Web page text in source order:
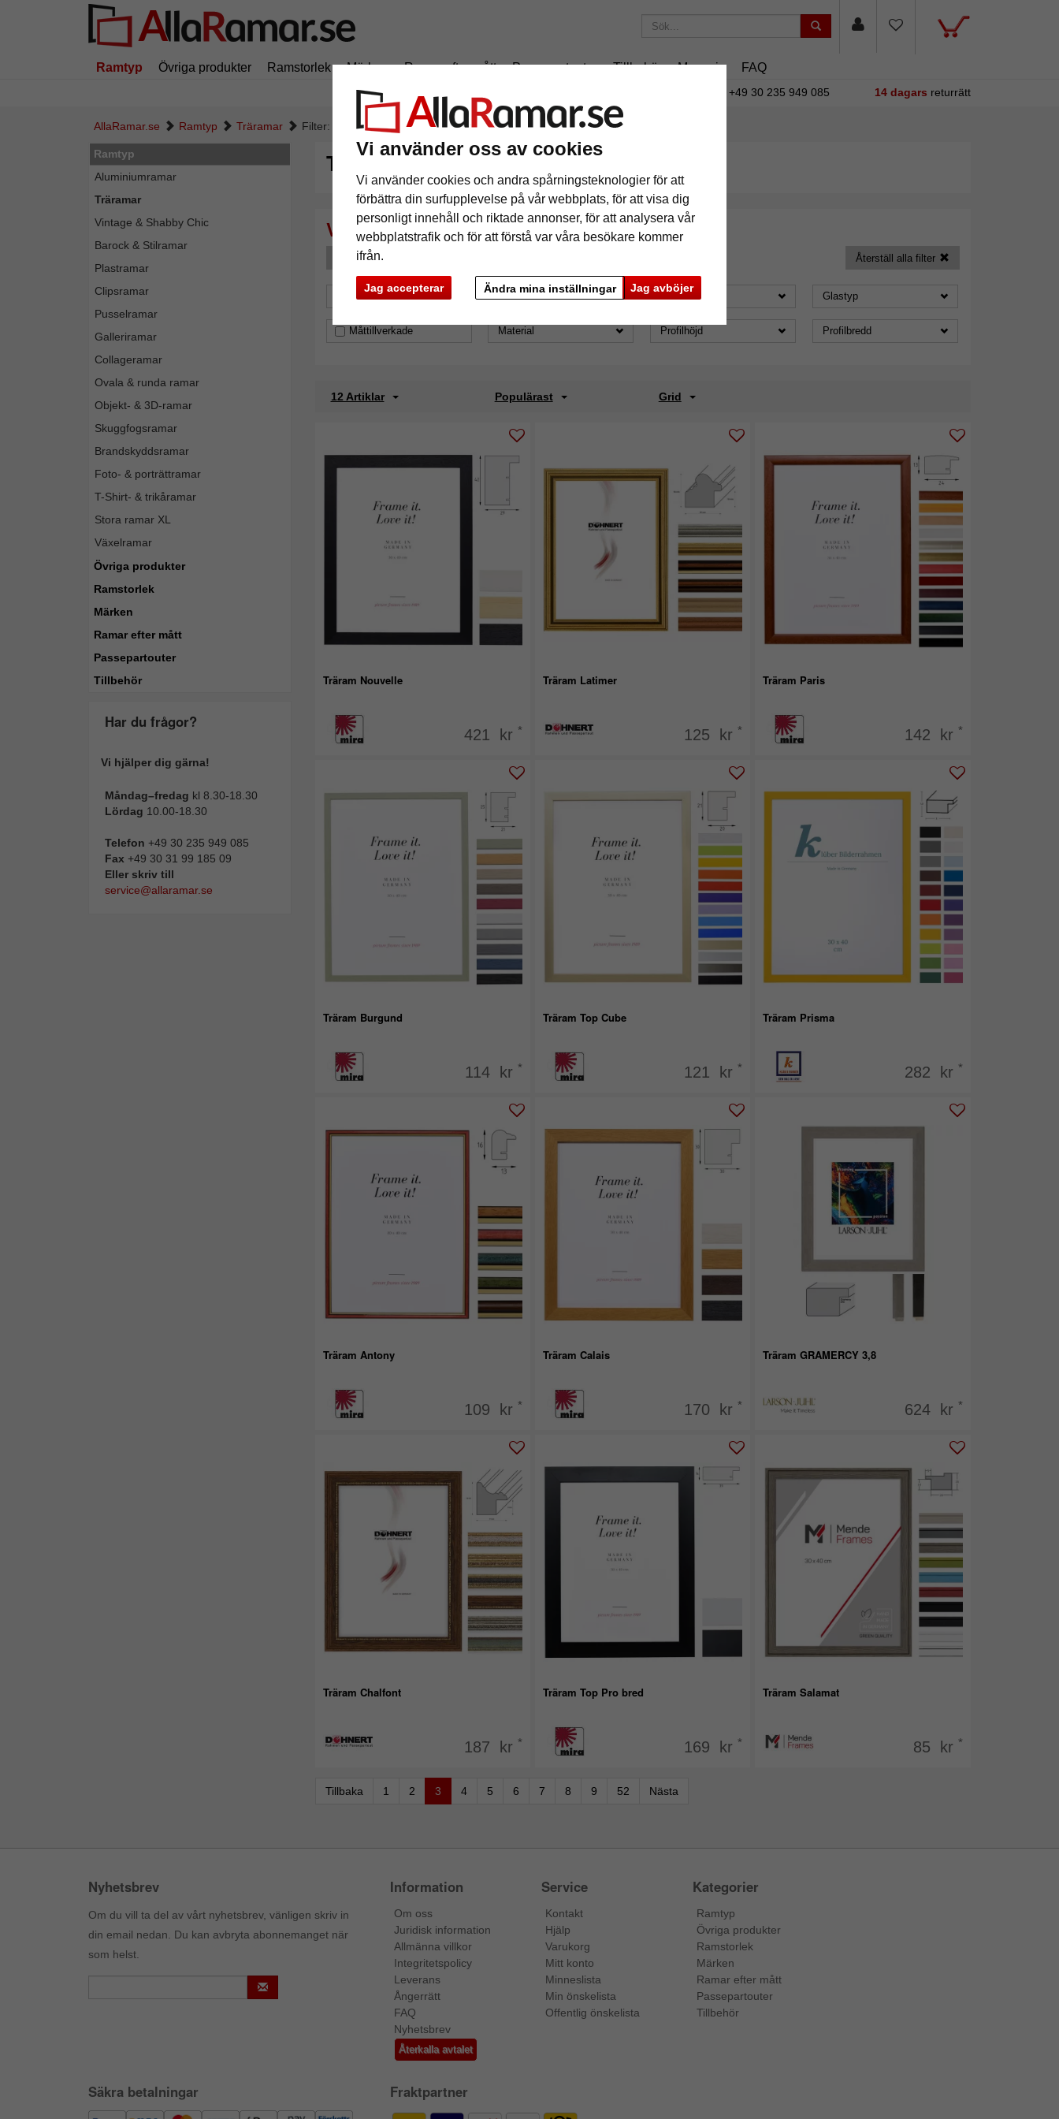
Vi använder oss av cookies
Vi använder cookies och andra spårningsteknologier för att
förbättra din surfupplevelse på vår webbplats, för att visa dig
personligt innehåll och riktade annonser, för att analysera vår
webbplatstrafik och för att förstå var våra besökare kommer
ifrån.
Jag accepterar Jag avböjer
Ändra mina inställningar
Ramtyp Övriga produkter Ramstorlek Märken Ramar efter mått Passepartouter Tillbehör Magasin FAQ
195 kr +49 30 235 949 085 14 dagars returrätt
AllaRamar.se Ramtyp Träramar Filter: Glastyp: Utan glas
Ramtyp
Aluminiumramar
Träramar
Vintage & Shabby Chic
Barock & Stilramar
Plastramar
Clipsramar
Pusselramar
Galleriramar
Collageramar
Ovala & runda ramar
Objekt- & 3D-ramar
Skuggfogsramar
Brandskyddsramar
Foto- & porträttramar
T-Shirt- & trikåramar
Stora ramar XL
Växelramar
Övriga produkter
Ramstorlek
Märken
Ramar efter mått
Passepartouter
Tillbehör
Har du frågor?
Vi hjälper dig gärna!
Måndag–fredag kl 8.30-18.30
Lördag 10.00-18.30
Telefon +49 30 235 949 085
Fax +49 30 31 99 185 09
Eller skriv till
service@allaramar.se
Träramar
Återställ alla filter
Glastyp: Utan glas
Format Märke Färg Glastyp
Måttillverkade Material Profilhöjd Profilbredd
12 Artiklar Populärast Grid
Träram Nouvelle
421 kr *
Träram Latimer
125 kr *
Träram Paris
142 kr *
Träram Burgund
114 kr *
Träram Top Cube
121 kr *
Träram Prisma
282 kr *
Träram Antony
109 kr *
Träram Calais
170 kr *
Träram GRAMERCY 3,8
624 kr *
Träram Chalfont
187 kr *
Träram Top Pro bred
169 kr *
Träram Salamat
85 kr *
Tillbaka 1 2 3 4 5 6 7 8 9 52 Nästa
Nyhetsbrev
Om du vill ta del av vårt nyhetsbrev, vänligen skriv in
din email nedan. Du kan avbryta abonnemanget när
som helst.
Information
Om oss
Juridisk information
Allmänna villkor
Integritetspolicy
Leverans
Ångerrätt
FAQ
Nyhetsbrev
Återkalla avtalet
Service
Kontakt
Hjälp
Varukorg
Mitt konto
Minneslista
Min önskelista
Offentlig önskelista
Kategorier
Ramtyp
Övriga produkter
Ramstorlek
Märken
Ramar efter mått
Passepartouter
Tillbehör
Säkra betalningar Fraktpartner